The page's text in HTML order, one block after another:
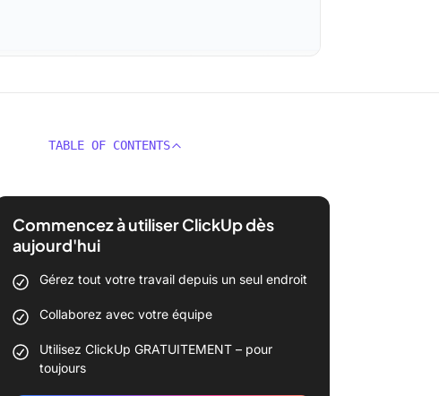
TABLE OF CONTENTS
Commencez à utiliser ClickUp dès
aujourd'hui
Gérez tout votre travail depuis un seul endroit
Collaborez avec votre équipe
Utilisez ClickUp GRATUITEMENT – pour
toujours